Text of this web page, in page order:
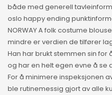
både med generell
oslo happy ending
NORWAY A folk costume
mindre er verdien de tilfører
Han har brukt stemmen sin for
og har en helt egen evne å se
For å minimere inspeksjonen
ble rutinemessig gjort av alle